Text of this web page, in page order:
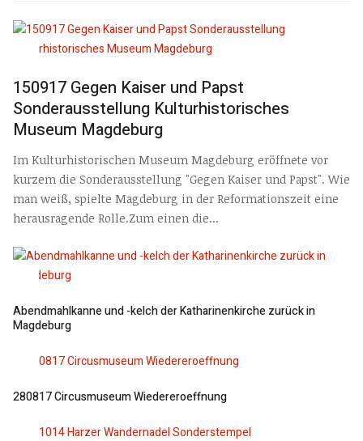
150917 Gegen Kaiser und Papst
Sonderausstellung Kulturhistorisches
Museum Magdeburg
Im Kulturhistorischen Museum Magdeburg eröffnete vor
kurzem die Sonderausstellung "Gegen Kaiser und Papst". Wie
man weiß, spielte Magdeburg in der Reformationszeit eine
herausragende Rolle.Zum einen die...
Abendmahlkanne und -kelch der Katharinenkirche zurück in
Magdeburg
280817 Circusmuseum Wiedereroeffnung